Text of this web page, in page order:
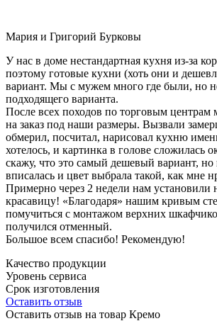
Мария и Григорий Бурковы
У нас в доме нестандартная кухня из-за
поэтому готовые кухни (хоть они и
вариант. Мы с мужем много где были, но
подходящего варианта.
После всех походов по торговым центрам
на заказ под наши размеры. Вызвали
обмерил, посчитал, нарисовал кухню
хотелось, и картинка в голове сложилась
скажу, что это самый дешевый вариант, но
вписалась и цвет выбрала такой, как мне
Примерно через 2 недели нам
красавицу! «Благодаря» нашим кривым
помучиться с монтажом верхних
получился отменный.
Большое всем спасибо! Рекомендую!
Качество продукции
Уровень сервиса
Срок изготовления
Оставить отзыв
Оставить отзыв на товар Кремо